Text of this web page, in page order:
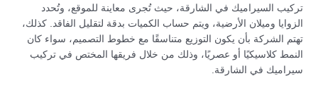
تركيب السيراميك في الشارقة، حيث تُجرى معاينة للموقع، وتُحدد
الزوايا وميلان الأرضية، ويتم حساب الكميات بدقة لتقليل الفاقد. كذلك،
تهتم الشركة بأن يكون التوزيع متناسقًا مع خطوط التصميم، سواء كان
النمط كلاسيكيًا أو عصريًا، وذلك من خلال فريقها المختص في تركيب
سيراميك في الشارقة.